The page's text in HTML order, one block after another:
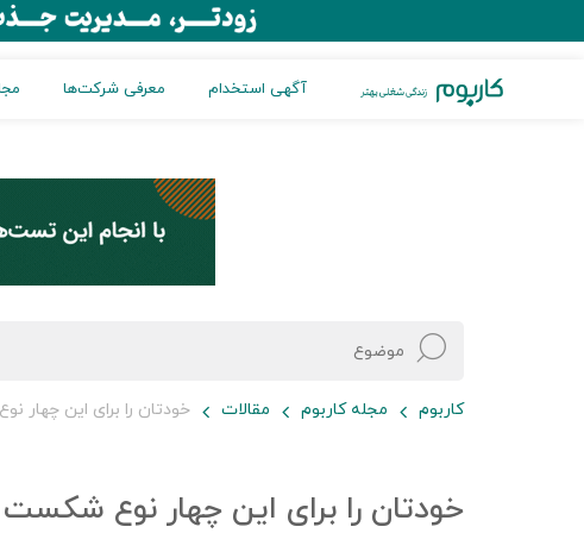
آگهی استخدام معرفی شرکت‌ها
کاربوم مجله کاربوم مقالات خودتان را برای این
خودتان را برای این چهار نوع